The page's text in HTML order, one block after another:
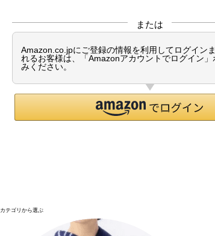
または
Amazon.co.jpにご登録の情報を利用してログイン
れるお客様は、「Amazonアカウントでログイン」
みください。
カテゴリから選ぶ